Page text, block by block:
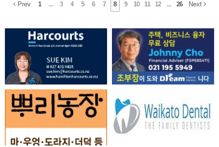
Prev 1 ... 3 4 5 6 7 8 9 10 11 12 ... 26 Next